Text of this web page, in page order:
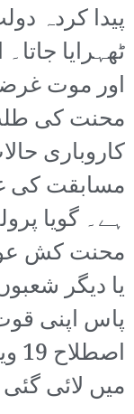
پیدا کردہ
ٹھہرایا
اور موت
محنت کی
کاروباری
مسابقت کی
ہے۔ گویا
محنت کش
یا دیگر
پاس اپنی
میں لائی